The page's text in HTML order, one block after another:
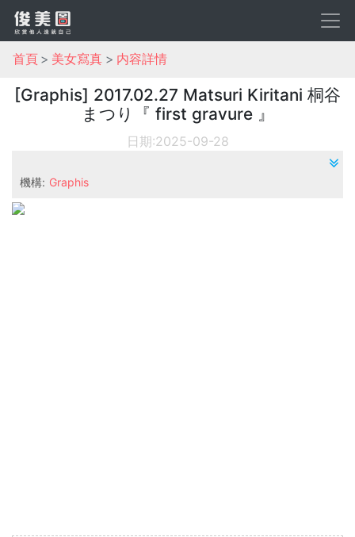
首頁 美女寫真 内容詳情
[Graphis] 2017.02.27 Matsuri Kiritani 桐谷
まつり『 first gravure 』
日期:2025-09-28
機構: Graphis